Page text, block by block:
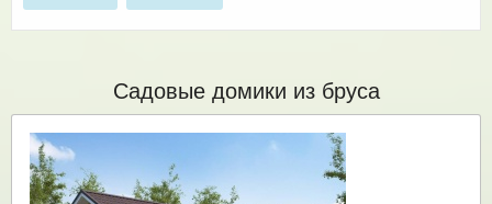
Садовые домики из бруса